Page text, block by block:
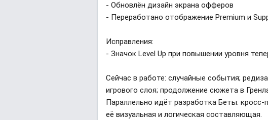
- Обновлён дизайн экрана офферов
- Переработано отображение Premium и
Исправления:
- Значок Level Up при повышении уровня
Сейчас в работе: случайные события;
игрового слоя; продолжение сюжета в
Параллельно идёт разработка Беты:
её визуальная и логическая составляющая.